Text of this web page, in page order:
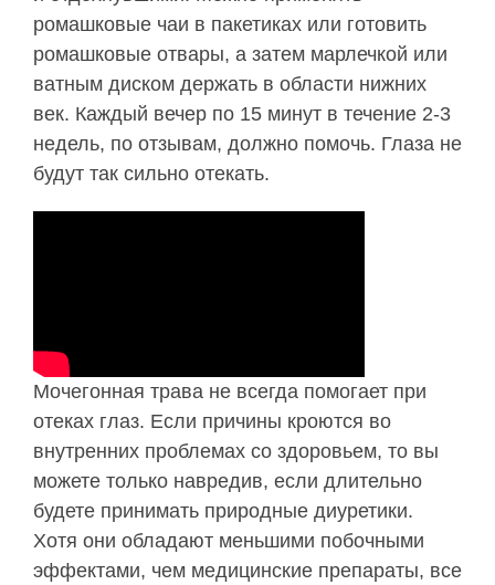
ромашковые чаи в пакетиках или готовить
ромашковые отвары, а затем марлечкой или
ватным диском держать в области нижних
век. Каждый вечер по 15 минут в течение 2-3
недель, по отзывам, должно помочь. Глаза не
будут так сильно отекать.
Мочегонная трава не всегда помогает при
отеках глаз. Если причины кроются во
внутренних проблемах со здоровьем, то вы
можете только навредив, если длительно
будете принимать природные диуретики.
Хотя они обладают меньшими побочными
эффектами, чем медицинские препараты, все